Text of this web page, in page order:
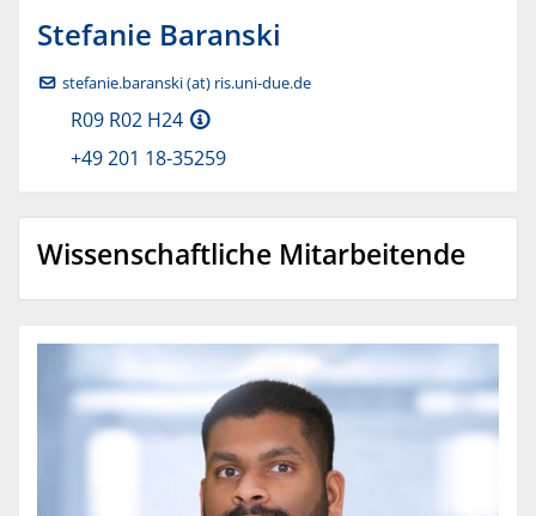
Stefanie Baranski
stefanie.baranski (at) ris.uni-due.de
R09 R02 H24
+49 201 18-35259
Wissenschaftliche Mitarbeitende